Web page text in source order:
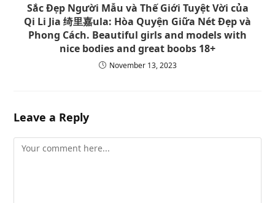
Sắc Đẹp Người Mẫu và Thế Giới Tuyệt Vời của
Qi Li Jia 绮里嘉ula: Hòa Quyện Giữa Nét Đẹp và
Phong Cách. Beautiful girls and models with
nice bodies and great boobs 18+
November 13, 2023
Leave a Reply
Comment